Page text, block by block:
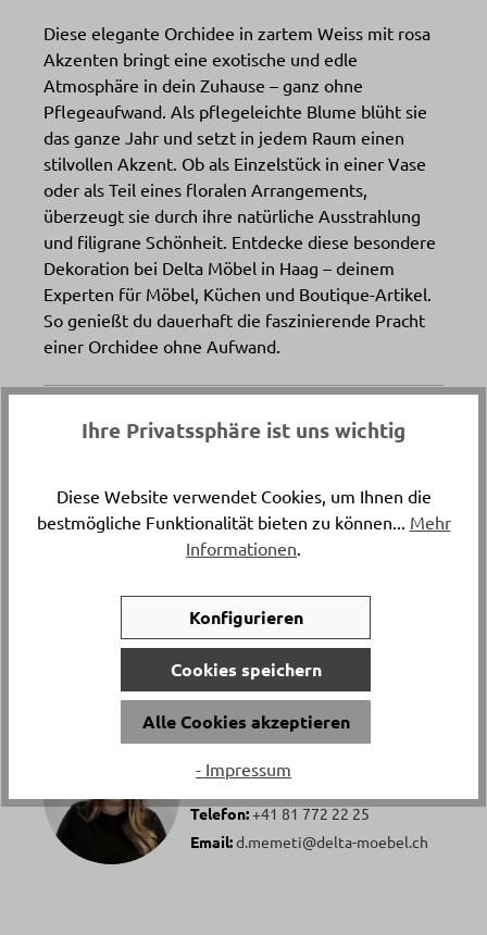
Diese elegante Orchidee in zartem Weiss mit rosa
Akzenten bringt eine exotische und edle
Atmosphäre in dein Zuhause – ganz ohne
Pflegeaufwand. Als pflegeleichte Blume blüht sie
das ganze Jahr und setzt in jedem Raum einen
stilvollen Akzent. Ob als Einzelstück in einer Vase
oder als Teil eines floralen Arrangements,
überzeugt sie durch ihre natürliche Ausstrahlung
und filigrane Schönheit. Entdecke diese besondere
Dekoration bei Delta Möbel in Haag – deinem
Experten für Möbel, Küchen und Boutique-Artikel.
So genießt du dauerhaft die faszinierende Pracht
einer Orchidee ohne Aufwand.
7943..
Versand & Lieferung
Postversand
Haben Sie Fragen zu diesem Produkt?
Ihr persönlicher Ansprechpartner
Diellza Memeti
Telefon:+41 81 772 22 25
Email:d.memeti@delta-moebel.ch
Ihre Privatssphäre ist uns wichtig
Diese Website verwendet Cookies, um Ihnen die
bestmögliche Funktionalität bieten zu können... Mehr
Informationen
Konfigurieren
Cookies speichern
Alle Cookies akzeptieren
- Impressum